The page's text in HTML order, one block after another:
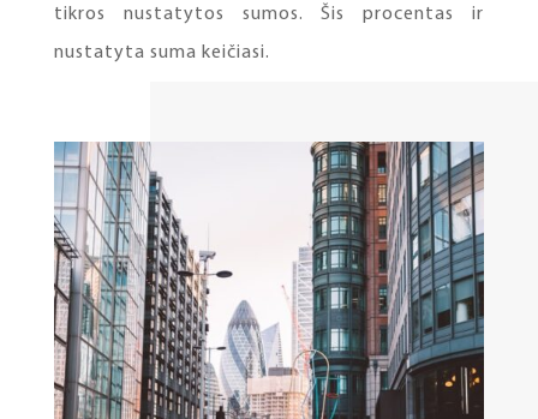
tikros nustatytos sumos. Šis procentas ir
nustatyta suma keičiasi.